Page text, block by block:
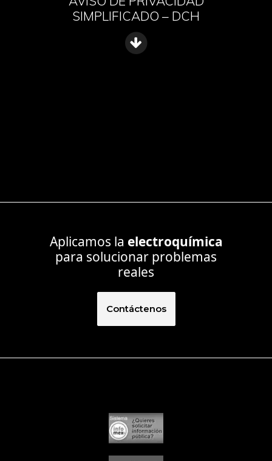
SIMPLIFICADO – DCH
Aplicamos la electroquímica
para solucionar problemas
reales
Contáctenos